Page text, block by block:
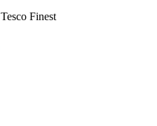
Tesco Finest